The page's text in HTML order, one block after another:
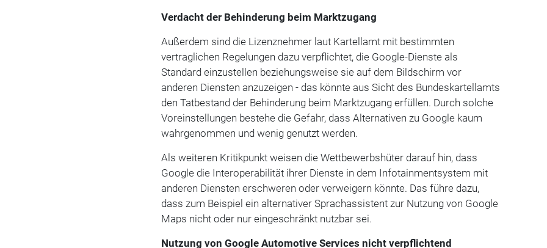
Verdacht der Behinderung beim Marktzugang
Außerdem sind die Lizenznehmer laut Kartellamt mit bestimmten
vertraglichen Regelungen dazu verpflichtet, die Google-Dienste als
Standard einzustellen beziehungsweise sie auf dem Bildschirm vor
anderen Diensten anzuzeigen - das könnte aus Sicht des Bundeskartellamts
den Tatbestand der Behinderung beim Marktzugang erfüllen. Durch solche
Voreinstellungen bestehe die Gefahr, dass Alternativen zu Google kaum
wahrgenommen und wenig genutzt werden.
Als weiteren Kritikpunkt weisen die Wettbewerbshüter darauf hin, dass
Google die Interoperabilität ihrer Dienste in dem Infotainmentsystem mit
anderen Diensten erschweren oder verweigern könnte. Das führe dazu,
dass zum Beispiel ein alternativer Sprachassistent zur Nutzung von Google
Maps nicht oder nur eingeschränkt nutzbar sei.
Nutzung von Google Automotive Services nicht verpflichtend